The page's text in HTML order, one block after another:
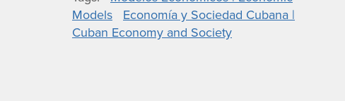
Models
Economía y Sociedad Cubana |
Cuban Economy and Society